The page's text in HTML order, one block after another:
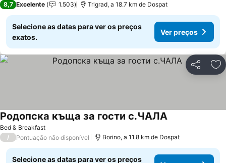
8,7 Excelente 1.503 Trigrad, a 18.7 km de Dospat
Selecione as datas para ver os preços
exatos.
Ver preços
Partilhar
Bed & Breakfast
Родопска къща за гости с.ЧАЛА
/ Pontuação não disponível Borino, a 11.8 km de Dospat
Selecione as datas para ver os preços